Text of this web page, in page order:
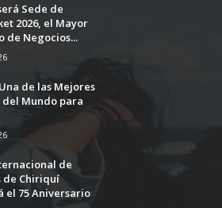
Sede de
2026, el Mayor
de Negocios...
de las Mejores
del Mundo para
de
de Chiriquí
el 75 Aniversario